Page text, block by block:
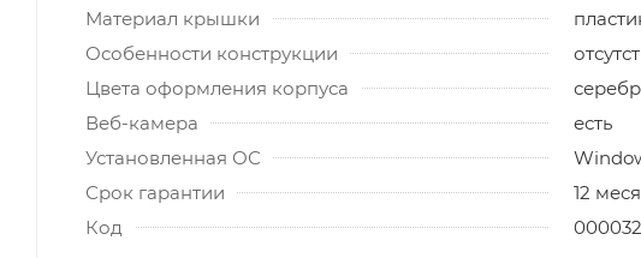
Материал крышки
Особенности конструкции
Цвета оформления корпуса
Веб-камера
есть
Установленная ОС
Срок гарантии
12
Код